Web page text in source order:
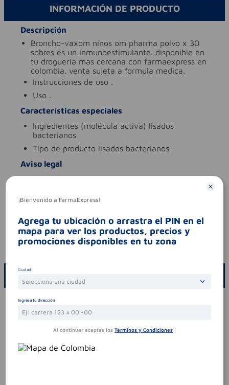
INFORMACIÓN DE PRODUCTO
Descripción
broncho-vaxom ninos om pharma polvo x 30
sobres es un inmunoestimulante. disponible en
tu drogueria mas cercana con farmaexpress en
colombia. venta sujeta a formula medica.
instrucciones de uso .
uso .
Características especiales
ingredientes (molécula activa) lisados
bacterianos
tipo de producto lisados bacterianos
Aviso legal
legales es un medicamento.no exceder su
contraindicaciones. si los síntomas persisten.
consultar al médico.
síntomas .
contraindicaciones .
codigo invima 2023mb-0003541-r2
Por favor, inicie sesión para escribir un comentario
Sin comentarios.
¡Bienvenido a FarmaExpress!
Agrega tu ubicación o arrastra el PIN en el
mapa para ver los productos, precios y
promociones disponibles en tu zona
Ciudad
Selecciona una ciudad
Ingresa tu dirección
Al continuar aceptas los Términos y Condiciones .